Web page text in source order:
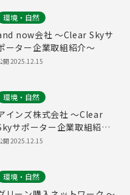
環境・自然
now会社 ～Clear Skyサ
ーター企業取組紹介～
開2025.12.15
環境・自然
インズ株式会社 ～Clear
サポーター企業取組紹介
開2025.12.15
環境・自然